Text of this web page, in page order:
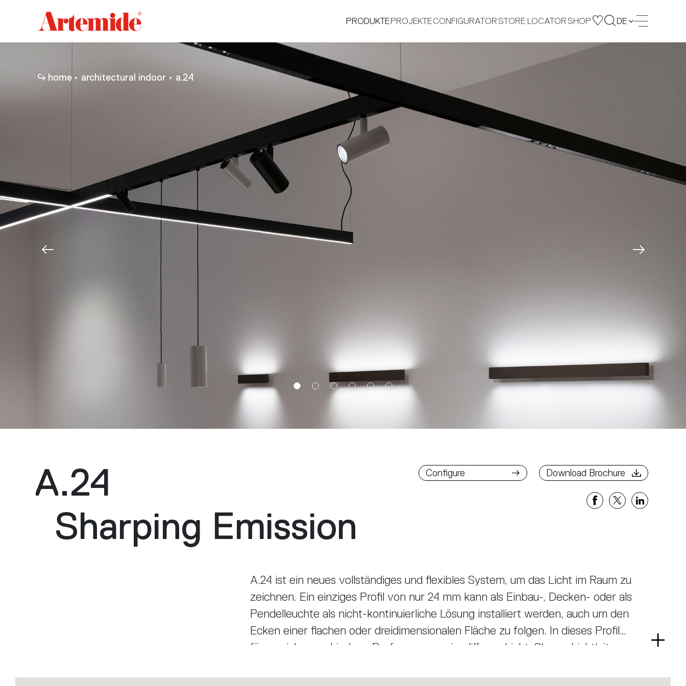
Artemide
home
PRODUKTEPROJEKTECONFIGURATOR STORE LOCATOR SHOP DE
home architectural indoor a.24
A.24
Sharping Emission
A.24 ist ein neues vollständiges und flexibles System, um das Licht im Raum zu
zeichnen. Ein einziges Profil von nur 24 mm kann als Einbau-, Decken- oder als
Pendelleuchte als nicht-kontinuierliche Lösung installiert werden, auch um den
Ecken einer flachen oder dreidimensionalen Fläche zu folgen. In dieses Profil
fügen sich verschiedene Performances ein: diffuses Licht, Sharp- Lichtleiter
nicht nur zum flexiblen System, sondern zur offenen Plattform, um andere
Read
Download Brochure
Configure Download Brochure